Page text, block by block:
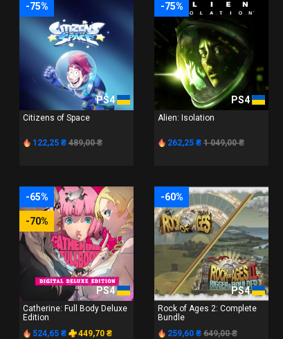
-75%
PS4
Citizens of Space
122,25 ₴ 489,00 ₴
-75%
PS4
Alien: Isolation
262,25 ₴ 1 049,00 ₴
-65%
-70%
PS4
Catherine: Full Body Deluxe
Edition
524,65 ₴
449,70 ₴
-60%
PS4
Rock of Ages 2: Complete
Bundle
259,60 ₴ 649,00 ₴